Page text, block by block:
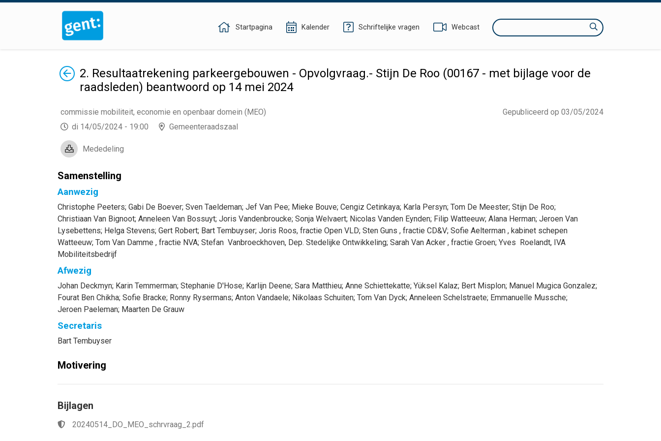
Startpagina Kalender Schriftelijke vragen Webcast Zoeken
Terug2. Resultaatrekening parkeergebouwen - Opvolgvraag.- Stijn De Roo (00167 - met bijlage voor de
raadsleden) beantwoord op 14 mei 2024
Gepubliceerd op 03/05/2024
commissie mobiliteit, economie en openbaar domein (MEO)
di 14/05/2024 - 19:00
Gemeenteraadszaal
Mededeling
Samenstelling
Aanwezig
Christophe Peeters; Gabi De Boever; Sven Taeldeman; Jef Van Pee; Mieke Bouve; Cengiz Cetinkaya; Karla Persyn; Tom De Meester; Stijn De Roo;
Christiaan Van Bignoot; Anneleen Van Bossuyt; Joris Vandenbroucke; Sonja Welvaert; Nicolas Vanden Eynden; Filip Watteeuw; Alana Herman; Jeroen Van
Lysebettens; Helga Stevens; Gert Robert; Bart Tembuyser; Joris Roos, fractie Open VLD; Sten Guns , fractie CD&V; Sofie Aelterman , kabinet schepen
Watteeuw; Tom Van Damme , fractie NVA; Stefan Vanbroeckhoven, Dep. Stedelijke Ontwikkeling; Sarah Van Acker , fractie Groen; Yves Roelandt, IVA
Mobiliteitsbedrijf
Afwezig
Johan Deckmyn; Karin Temmerman; Stephanie D'Hose; Karlijn Deene; Sara Matthieu; Anne Schiettekatte; Yüksel Kalaz; Bert Misplon; Manuel Mugica Gonzalez;
Fourat Ben Chikha; Sofie Bracke; Ronny Rysermans; Anton Vandaele; Nikolaas Schuiten; Tom Van Dyck; Anneleen Schelstraete; Emmanuelle Mussche;
Jeroen Paeleman; Maarten De Grauw
Secretaris
Bart Tembuyser
Motivering
Bijlagen
20240514_DO_MEO_schrvraag_2.pdf